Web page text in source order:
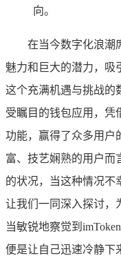
向。
在当今数字化浪潮
魅力和巨大的潜力，吸
这个充满机遇与挑战的
受瞩目的钱包应用，凭
功能，赢得了众多用户
富、技艺娴熟的用户而
的状况，当这种情况不
让我们一同深入探讨，
当敏锐地察觉到
便是让自己迅速冷静下